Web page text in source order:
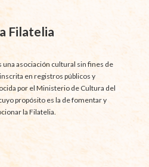
Filatelia
una asociación cultural sin fines de
en registros públicos y
por el Ministerio de Cultura del
propósito es la de fomentar y
la Filatelia.